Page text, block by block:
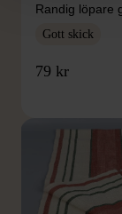
Randig löpare
Gott skick
79 kr